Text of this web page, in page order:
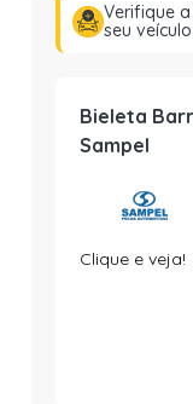
Verifique a
seu veículo
Bieleta
Sampel
Clique e veja!